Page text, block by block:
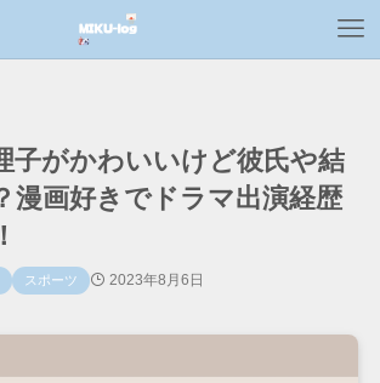
子がかわいいけど彼氏や結
漫画好きでドラマ出演経歴
スポーツ 2023年8月6日